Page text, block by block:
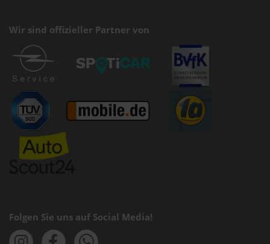
Wir sind offizieller Partner von
Folgen Sie uns auf Social Media!